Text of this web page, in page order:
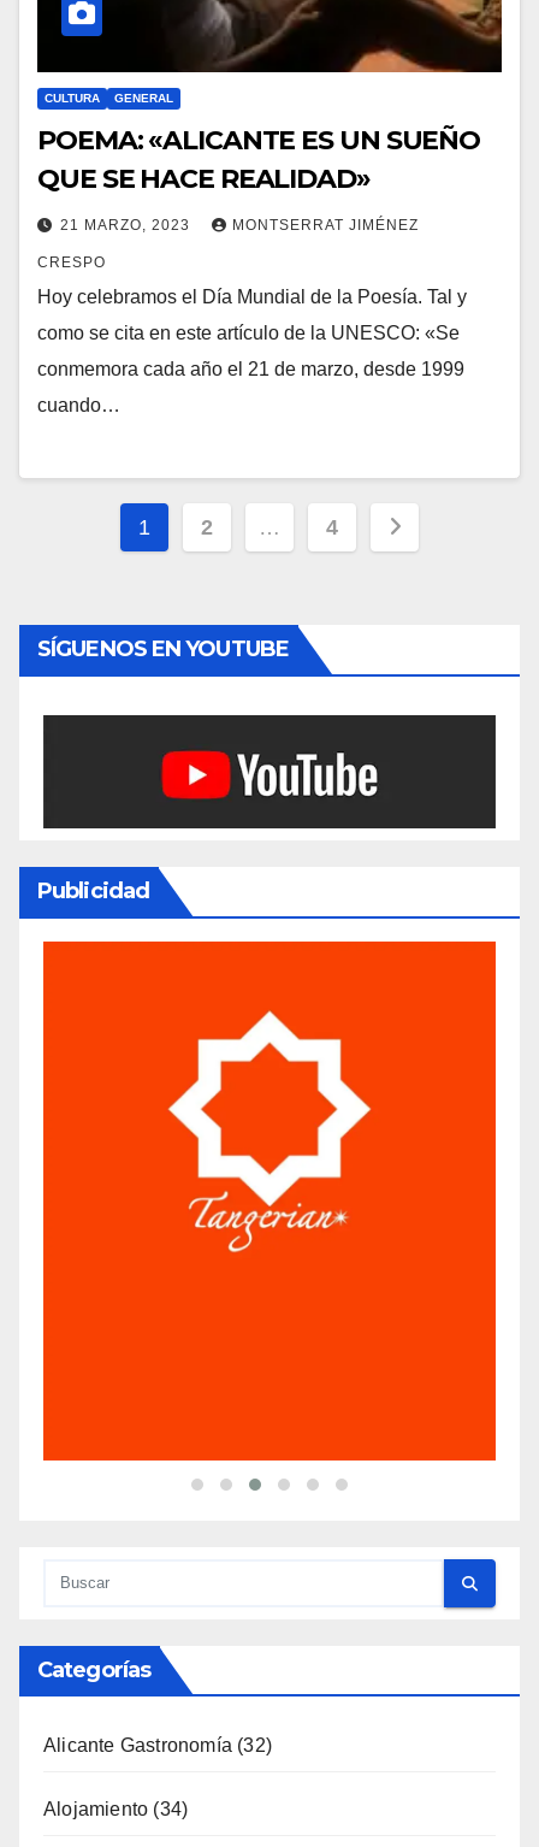
CULTURA GENERAL
POEMA: «ALICANTE ES UN SUEÑO
QUE SE HACE REALIDAD»
21 MARZO, 2023 MONTSERRAT JIMÉNEZ
CRESPO
Hoy celebramos el Día Mundial de la Poesía. Tal y
como se cita en este artículo de la UNESCO: «Se
conmemora cada año el 21 de marzo, desde 1999
cuando…
Paginación
entradas
1 2 … 4
SÍGUENOS EN YOUTUBE
Publicidad